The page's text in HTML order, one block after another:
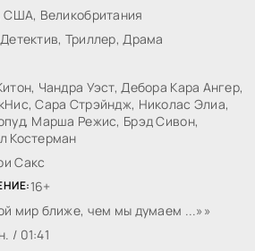
США, Великобритания
Триллер, Драма
Чандра Уэст, Дебора Кара Ангер,
Сара Стрэйндж, Николас Элиа,
Марша Режис, Брэд Сивон,
Костерман
Сакс
16+
мир ближе, чем мы думаем ...»
/ 01:41